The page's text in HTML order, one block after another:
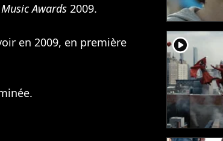
Music Awards 2009.
en 2009, en première
player2